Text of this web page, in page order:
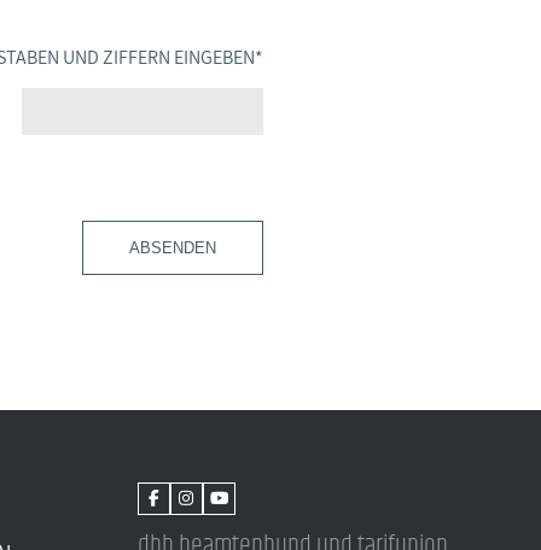
UND ZIFFERN EINGEBEN *
ABSENDEN